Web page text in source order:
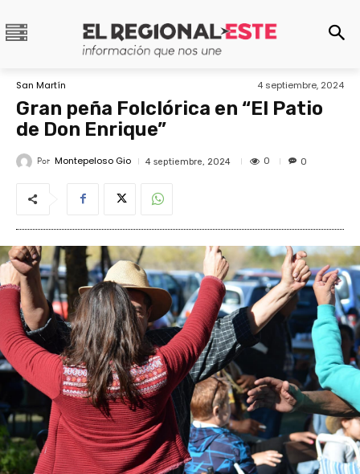
San Martín 4 septiembre, 2024
Gran peña Folclórica en “El Patio
de Don Enrique”
Por Montepeloso Gio 4 septiembre, 2024 0 0